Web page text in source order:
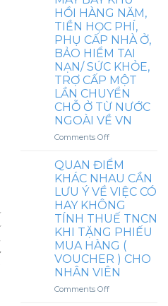
PHỤC,
CÓ
GHI
MỨC
HƯỞNG
CỤ
THỂ
TẠI
HỢP
ĐỒNG
LAO
THÌ
CÓ
PHẢI
TÍNH
ĐÓNG
BHXH
KHÔNG?
LIÊN
QUAN
KHOẢN
KHOÁN
CHI
CÔNG
TÁC
PHÍ
HỒI HÀNG NĂM,
TIỀN HỌC PHÍ,
PHỤ CẤP NHÀ Ở,
BẢO HIỂM TAI
NẠN/ SỨC KHỎE,
TRỢ CẤP MỘT
LẦN CHUYỂN
CHỖ Ở TỪ NƯỚC
NGOÀI VỀ VN
Comments Offon
SÁCH
THUẾ
LIÊN
QUAN
CÁC
KHOẢN
PHỤ
CẤP
KHÁC
CHO
QUAN ĐIỂM
KHÁC NHAU CẦN
LƯU Ý VỀ VIỆC CÓ
HAY KHÔNG
TÍNH THUẾ TNCN
KHI TẶNG PHIẾU
MUA HÀNG (
VOUCHER ) CHO
NHÂN VIÊN
Comments Offon